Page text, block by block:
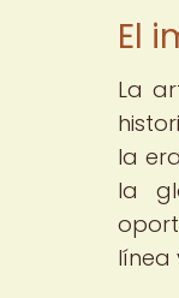
El
La
la
la
línea